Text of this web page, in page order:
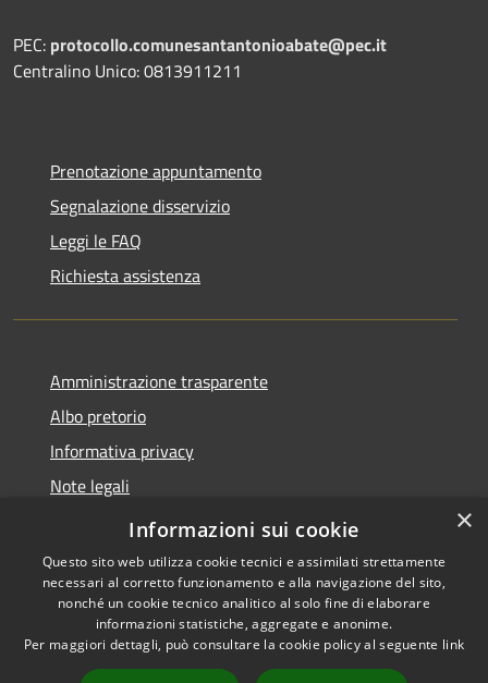
PEC: protocollo.comunesantantonioabate@pec.it
Centralino Unico: 0813911211
Prenotazione appuntamento
Segnalazione disservizio
Leggi le FAQ
Richiesta assistenza
Amministrazione trasparente
Albo pretorio
Informativa privacy
Note legali
Dichiarazione di accessibilità
Accessibilità
Copyright © 2026 • Comune di
Sant'Antonio Abate • Powered
×
Informazioni sui cookie
Questo sito web utilizza cookie tecnici e assimilati strettamente
necessari al corretto funzionamento e alla navigazione del sito,
nonché un cookie tecnico analitico al solo fine di elaborare
informazioni statistiche, aggregate e anonime.
Per maggiori dettagli, può consultare la cookie policy al seguente link